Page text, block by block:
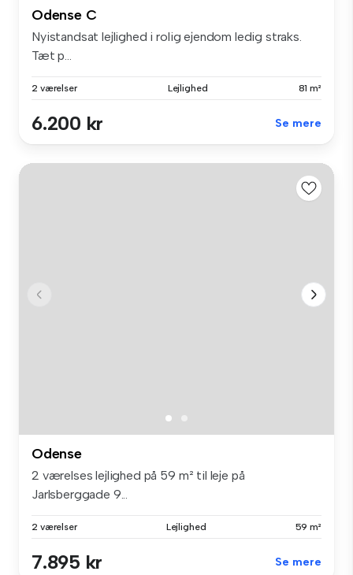
Odense C
Nyistandsat lejlighed i rolig ejendom ledig straks.
Tæt p...
2 værelser Lejlighed 81 m²
6.200 kr Se mere
Odense
2 værelses lejlighed på 59 m² til leje på
Jarlsberggade 9...
2 værelser Lejlighed 59 m²
7.895 kr Se mere